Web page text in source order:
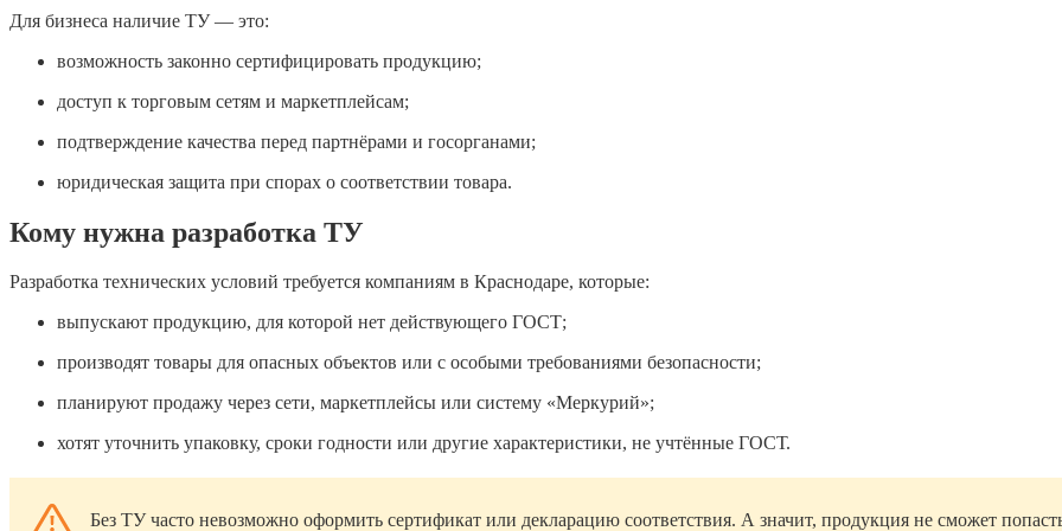
Для бизнеса наличие ТУ — это:
возможность законно сертифицировать продукцию;
доступ к торговым сетям и маркетплейсам;
подтверждение качества перед партнёрами и госорганами;
юридическая защита при спорах о соответствии товара.
Кому нужна разработка ТУ
Разработка технических условий требуется компаниям в Краснодаре, которые:
выпускают продукцию, для которой нет действующего ГОСТ;
производят товары для опасных объектов или с особыми требованиями безопасности;
планируют продажу через сети, маркетплейсы или систему «Меркурий»;
хотят уточнить упаковку, сроки годности или другие характеристики, не учтённые ГОСТ.
Без ТУ часто невозможно оформить сертификат или декларацию соответствия. А значит, продукция не сможет